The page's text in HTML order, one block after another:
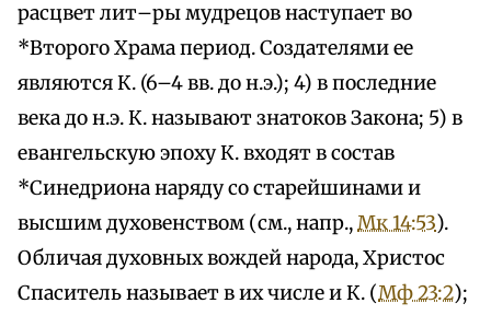
расцвет лит–ры мудрецов наступает во
*Второго Храма период. Создателями ее
являются К. (6–4 вв. до н.э.); 4) в последние
века до н.э. К. называют знатоков Закона; 5) в
евангельскую эпоху К. входят в состав
*Синедриона наряду со старейшинами и
высшим духовенством (см., напр.,Мк 14:53).
Обличая духовных вождей народа, Христос
Спаситель называет в их числе и К. (Мф 23:2);